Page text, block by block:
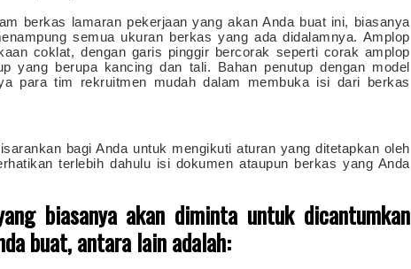
berkas lamaran pekerjaan yang akan Anda buat ini, biasanya
semua ukuran berkas yang ada didalamnya. Amplop
coklat, dengan garis pinggir bercorak seperti corak amplop
yang berupa kancing dan tali. Bahan penutup dengan model
para tim rekruitmen mudah dalam membuka isi dari berkas
bagi Anda untuk mengikuti aturan yang ditetapkan oleh
terlebih dahulu isi dokumen ataupun berkas yang Anda
biasanya akan diminta untuk dicantumkan
buat, antara lain adalah: